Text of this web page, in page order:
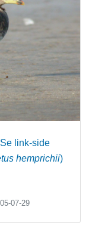
Se link-side
hemprichii)
07-29